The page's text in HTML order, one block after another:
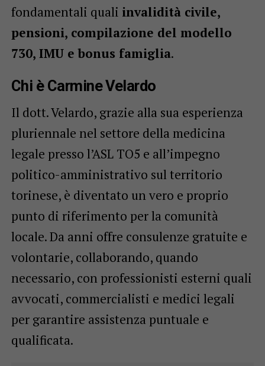
fondamentali quali invalidità civile,
pensioni, compilazione del modello
730, IMU e bonus famiglia.
Chi è Carmine Velardo
Il dott. Velardo, grazie alla sua esperienza
pluriennale nel settore della medicina
legale presso l’ASL TO5 e all’impegno
politico-amministrativo sul territorio
torinese, è diventato un vero e proprio
punto di riferimento per la comunità
locale. Da anni offre consulenze gratuite e
volontarie, collaborando, quando
necessario, con professionisti esterni quali
avvocati, commercialisti e medici legali
per garantire assistenza puntuale e
qualificata.